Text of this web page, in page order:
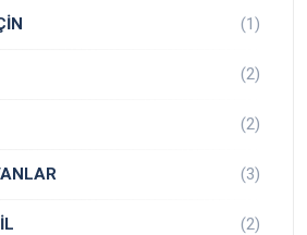
(1)
(2)
(2)
(3)
(2)